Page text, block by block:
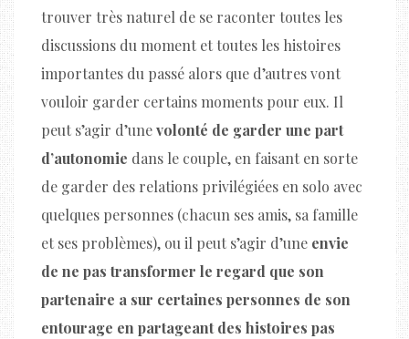
trouver très naturel de se raconter toutes les
discussions du moment et toutes les histoires
importantes du passé alors que d’autres vont
vouloir garder certains moments pour eux. Il
peut s’agir d’unevolonté de garder une part
d’autonomie dans le couple, en faisant en sorte
de garder des relations privilégiées en solo avec
quelques personnes (chacun ses amis, sa famille
et ses problèmes), ou il peut s’agir d’une envie
de ne pas transformer le regard que son
partenaire a sur certaines personnes de son
entourage en partageant des histoires pas